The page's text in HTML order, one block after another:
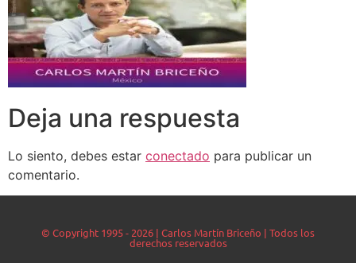
Deja una respuesta
Lo siento, debes estar conectado para publicar un
comentario.
© Copyright 1995 - 2026 | Carlos Martín Briceño | Todos los
derechos reservados